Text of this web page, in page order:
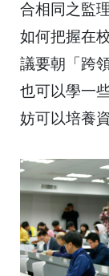
合相同之監
如何把握在
議要朝「跨
也可以學一
妨可以培養